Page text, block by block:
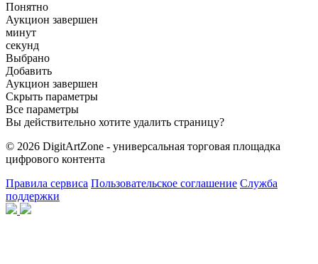
Понятно
Аукцион завершен
минут
секунд
Выбрано
Добавить
Аукцион завершен
Скрыть параметры
Все параметры
Вы действительно хотите удалить страницу?
© 2026 DigitArtZone - универсальная торговая площадка
цифрового контента
Правила сервиса Пользовательское соглашение Служба
поддержки